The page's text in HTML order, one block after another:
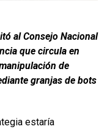
al Consejo Nacional
que circula en
de
granjas de bots
estaría